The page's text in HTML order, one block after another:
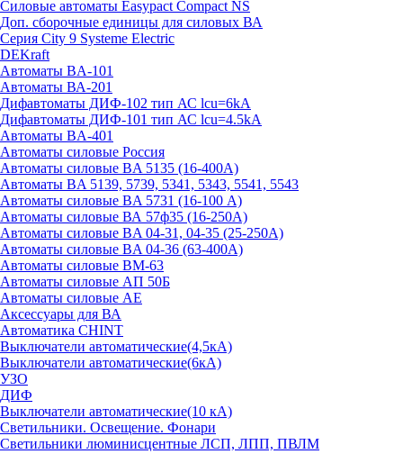
Силовые автоматы Easypact Compact NS
Доп. сборочные единицы для силовых ВА
Серия City 9 Systeme Electric
DEKraft
Автоматы BA-101
Автоматы ВА-201
Дифавтоматы ДИФ-102 тип АС lcu=6kA
Дифавтоматы ДИФ-101 тип АС lcu=4.5kA
Автоматы BA-401
Автоматы силовые Россия
Автоматы силовые BA 5135 (16-400А)
Автоматы BA 5139, 5739, 5341, 5343, 5541, 5543
Автоматы силовые BA 5731 (16-100 А)
Автоматы силовые ВА 57ф35 (16-250А)
Автоматы силовые BA 04-31, 04-35 (25-250А)
Автоматы силовые BA 04-36 (63-400А)
Автоматы силовые ВМ-63
Автоматы силовые АП 50Б
Автоматы силовые АЕ
Аксессуары для ВА
Автоматика CHINT
Выключатели автоматические(4,5кА)
Выключатели автоматические(6кА)
УЗО
ДИФ
Выключатели автоматические(10 кА)
Светильники. Освещение. Фонари
Светильники люминисцентные ЛСП, ЛПП, ПВЛМ